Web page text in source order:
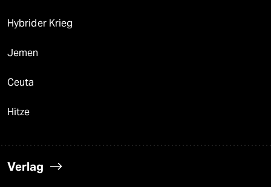
Hybrider Krieg
Jemen
Ceuta
Hitze
Verlag